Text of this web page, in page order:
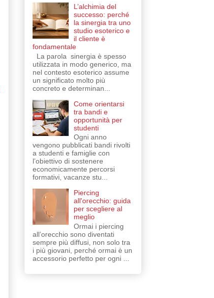
L’alchimia del
successo: perché
la sinergia tra uno
studio esoterico e
il cliente è
fondamentale
La parola sinergia è spesso
utilizzata in modo generico, ma
nel contesto esoterico assume
un significato molto più
concreto e determinan...
Come orientarsi
tra bandi e
opportunità per
studenti
Ogni anno
vengono pubblicati bandi rivolti
a studenti e famiglie con
l’obiettivo di sostenere
economicamente percorsi
formativi, vacanze stu...
Piercing
all'orecchio: guida
per scegliere al
meglio
Ormai i piercing
all’orecchio sono diventati
sempre più diffusi, non solo tra
i più giovani, perché ormai è un
accessorio perfetto per ogni ...